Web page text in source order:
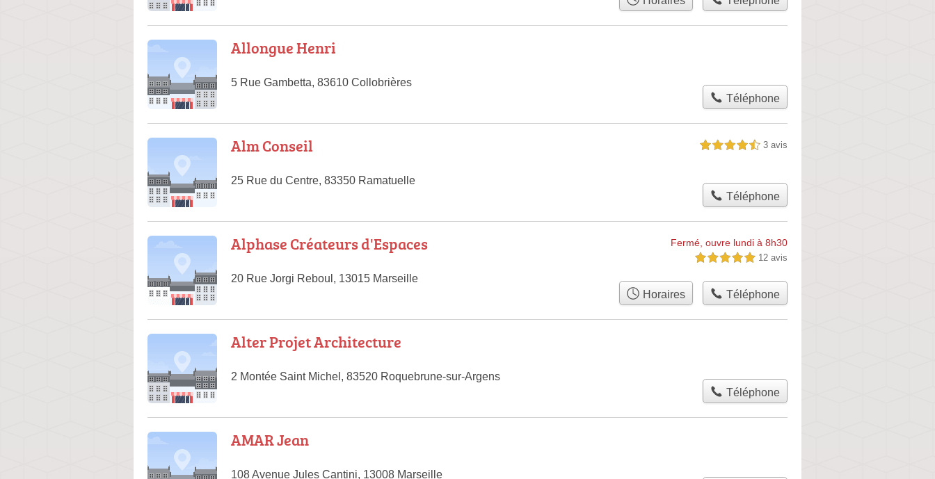
Allongue Henri
5 Rue Gambetta, 83610 Collobrières
Téléphone
Alm Conseil
25 Rue du Centre, 83350 Ramatuelle
4,5 étoiles sur 5 3 avis
Téléphone
Alphase Créateurs d'Espaces
20 Rue Jorgi Reboul, 13015 Marseille
Fermé, ouvre lundi à 8h30
5,0 étoiles sur 5 12 avis
Horaires Téléphone
Alter Projet Architecture
2 Montée Saint Michel, 83520 Roquebrune-sur-Argens
Téléphone
AMAR Jean
108 Avenue Jules Cantini, 13008 Marseille